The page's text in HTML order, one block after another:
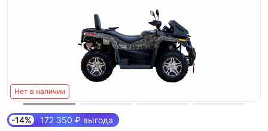
Нет в наличии
-14% 172 350 ₽ выгода